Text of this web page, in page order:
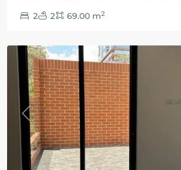
2 2 69.00 m2
de
Previous